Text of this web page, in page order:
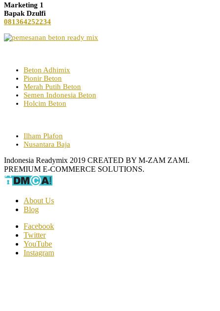
Marketing 1
Bapak Dzulfi
081364252234
Beton Adhimix
Pionir Beton
Merah Putih Beton
Semen Indonesia Beton
Holcim Beton
Ilham Plafon
Nusantara Baja
Indonesia Readymix 2019 CREATED BY M-ZAM ZAMI.
PREMIUM E-COMMERCE SOLUTIONS.
About Us
Blog
Facebook
Twitter
YouTube
Instagram